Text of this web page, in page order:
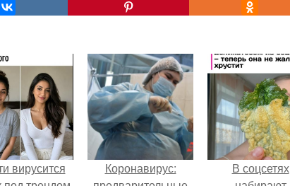
вирусится
Коронавирус:
В соцсетях